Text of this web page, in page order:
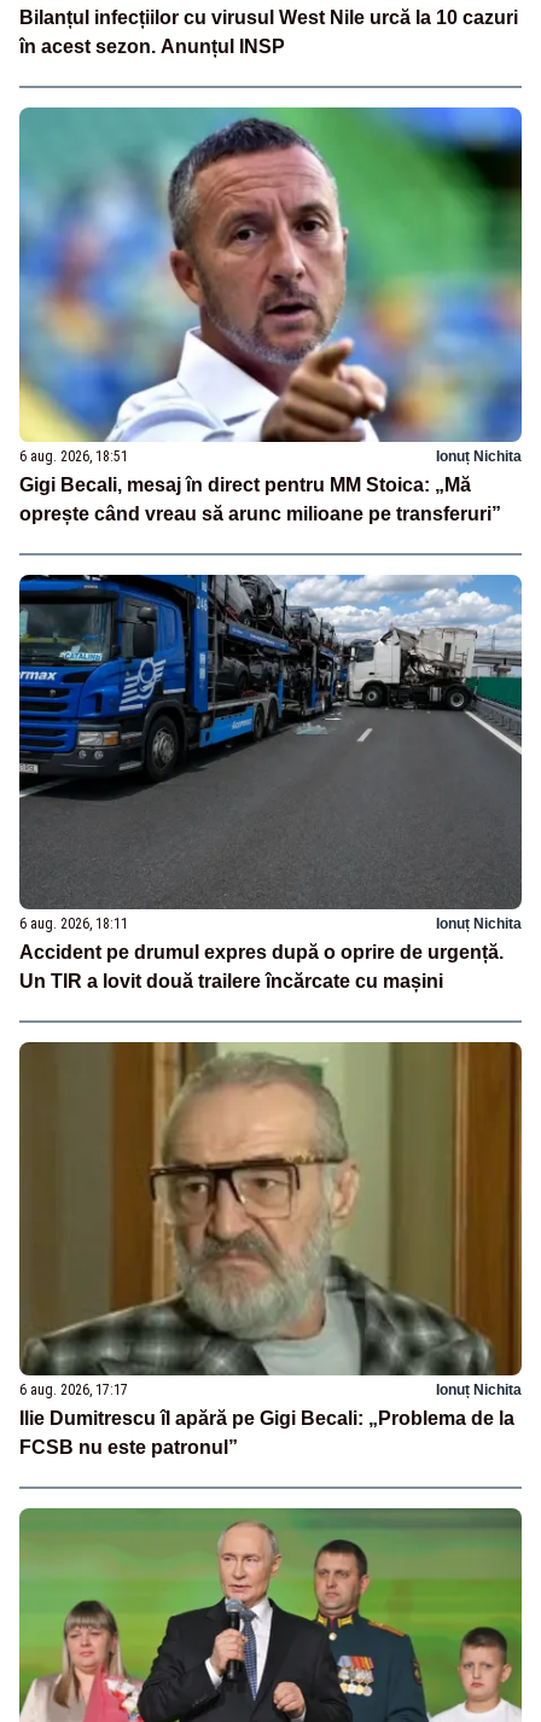
Bilanțul infecțiilor cu virusul West Nile urcă la 10 cazuri
în acest sezon. Anunțul INSP
6 aug. 2026, 18:51 Ionuț Nichita
Gigi Becali, mesaj în direct pentru MM Stoica: „Mă
oprește când vreau să arunc milioane pe transferuri”
6 aug. 2026, 18:11 Ionuț Nichita
Accident pe drumul expres după o oprire de urgență.
Un TIR a lovit două trailere încărcate cu mașini
6 aug. 2026, 17:17 Ionuț Nichita
Ilie Dumitrescu îl apără pe Gigi Becali: „Problema de la
FCSB nu este patronul”